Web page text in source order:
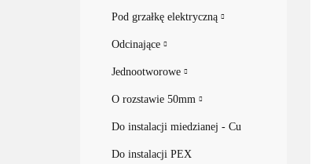
Pod grzałkę elektryczną
Odcinające
Jednootworowe
O rozstawie 50mm
Do instalacji miedzianej - Cu
Do instalacji PEX